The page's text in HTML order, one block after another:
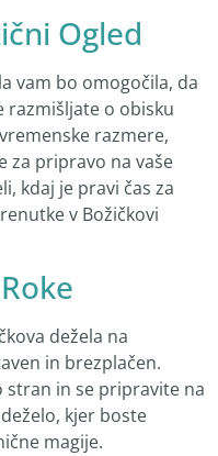
Ogled
vam bo omogočila, da
razmišljate o obisku
razmere,
za pripravo na vaše
kdaj je pravi čas za
v Božičkovi
dežela na
in brezplačen.
in se pripravite na
kjer boste
magije.